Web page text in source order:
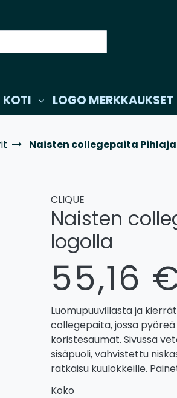
KOTI LOGO MERKKAUKSET
Naisten collegepaita
CLIQUE
Naisten
logolla
55,16
Luomupuuvillasta ja
collegepaita, jossa
koristesaumat. Sivussa
sisäpuoli, vahvistettu
ratkaisu kuulokkeille.
Koko